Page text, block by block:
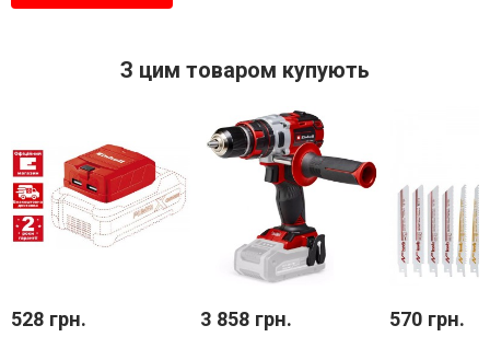
З цим товаром купують
528 грн. 3 858 грн. 570 грн.